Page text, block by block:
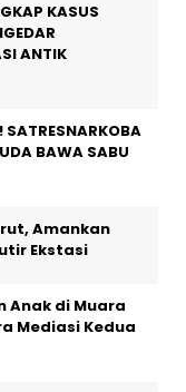
KASUS
ANTIK
SATRESNARKOBA
BAWA SABU
Amankan
Ekstasi
Anak di Muara
Mediasi Kedua